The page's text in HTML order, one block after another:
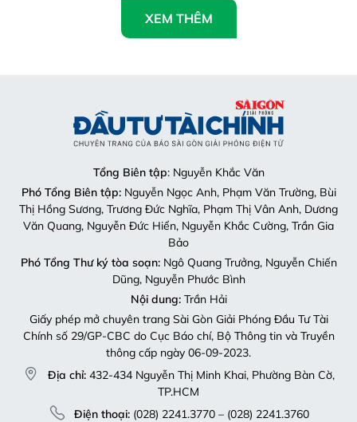
XEM THÊM
Tổng Biên tập: Nguyễn Khắc Văn
Phó Tổng Biên tập:Nguyễn Ngọc Anh, Phạm Văn Trường, Bùi
Thị Hồng Sương, Trương Đức Nghĩa, Phạm Thị Vân Anh, Dương
Văn Quang, Nguyễn Đức Hiển, Nguyễn Khắc Cường, Trần Gia
Bảo
Phó Tổng Thư ký tòa soạn:Ngô Quang Trưởng, Nguyễn Chiến
Dũng, Nguyễn Phước Bình
Nội dung:Trần Hải
Giấy phép mở chuyên trang Sài Gòn Giải Phóng Đầu Tư Tài
Chính số 29/GP-CBC do Cục Báo chí, Bộ Thông tin và Truyền
thông cấp ngày 06-09-2023.
Địa chỉ: 432-434 Nguyễn Thị Minh Khai, Phường Bàn Cờ,
TP.HCM
Điện thoại:(028) 2241.3770 – (028) 2241.3760